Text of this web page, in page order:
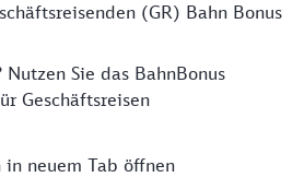
(GR) Bahn Bonus
Nutzen Sie das BahnBonus
Geschäftsreisen
neuem Tab öffnen